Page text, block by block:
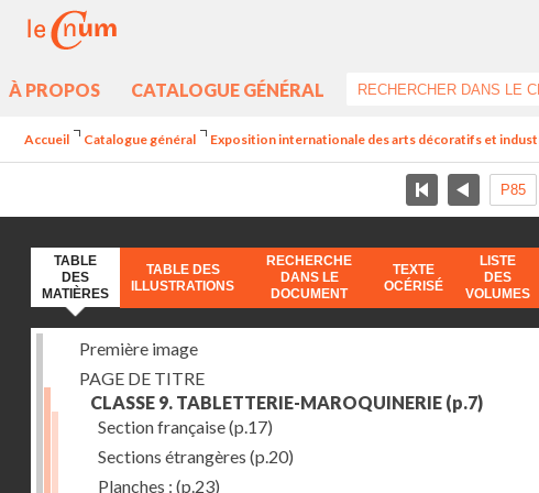
À PROPOS CATALOGUE GÉNÉRAL
Accueil Catalogue général Exposition internationale des arts décoratifs et
TABLE
DES
MATIÈRES
TABLE DES
ILLUSTRATIONS
RECHERCHE
DANS LE
DOCUMENT
TEXTE
OCÉRISÉ
LISTE
DES
VOLUMES
Première image
PAGE DE TITRE
CLASSE 9. TABLETTERIE-MAROQUINERIE (p.7)
Section française(p.17)
Sections étrangères (p.20)
Planches : (p.23)